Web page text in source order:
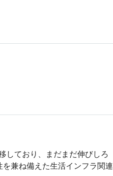
しており、まだまだ伸びしろ
兼ね備えた生活インフラ関連